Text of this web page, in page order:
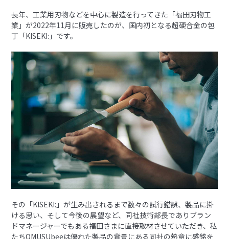
長年、工業用刃物などを中心に製造を行ってきた「福田刃物工
業」が2022年11月に販売したのが、国内初となる超硬合金の包
丁「KISEKI:」です。
その「KISEKI:」が生み出されるまで数々の試行錯誤、製品に掛
ける思い、そして今後の展望など、同社技術部長でありブラン
ドマネージャーでもある福田さまに直接取材させていただき、私
たちOMUSUbeeは優れた製品の背景にある同社の熱意に感銘を